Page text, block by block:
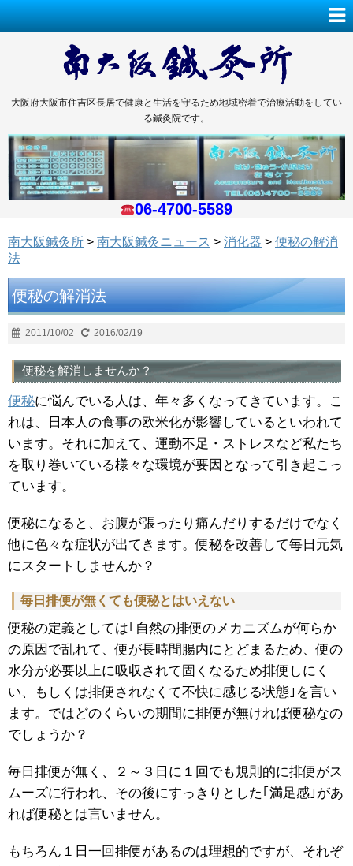
大阪府大阪市住吉区長居で健康と生活を守るため地域密着で治療活動をしてい
る鍼灸院です。
06-4700-5589
南大阪鍼灸所 > 南大阪鍼灸ニュース > 消化器 > 便秘の解消
法
便秘の解消法
2011/10/02 2016/02/19
便秘を解消しませんか？
便秘に悩んでいる人は、年々多くなってきています。こ
れは、日本人の食事の欧米化が影響しているといわれて
います。それに加えて、運動不足・ストレスなど私たち
を取り巻いている様々な環境が要因となって引き起こっ
ています。
便秘になると、お腹が張ったり痛んだりするだけでなく
他に色々な症状が出てきます。便秘を改善して毎日元気
にスタートしませんか？
毎日排便が無くても便秘とはいえない
便秘の定義としては｢自然の排便のメカニズムが何らか
の原因で乱れて、便が長時間腸内にとどまるため、便の
水分が必要以上に吸収されて固くなるため排便しにく
い、もしくは排便されなくて不快に感じる状態｣を言い
ます。ではどのくらいの期間に排便が無ければ便秘なの
でしょうか？
毎日排便が無く、２～３日に１回でも規則的に排便がス
ムーズに行われ、その後にすっきりとした｢満足感｣があ
れば便秘とは言いません。
もちろん１日一回排便があるのは理想的ですが、それぞ